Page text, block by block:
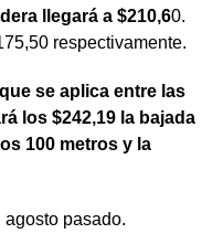
llegará a $210,60.
respectivamente.
se aplica entre las
los $242,19 la bajada
100 metros y la
pasado.